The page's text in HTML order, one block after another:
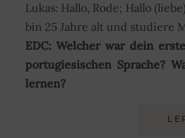
Lukas: Hallo, Rode; Hallo
bin 25 Jahre alt und studiere
EDC: Welcher war dein
portugiesischen Sprache?
lernen?